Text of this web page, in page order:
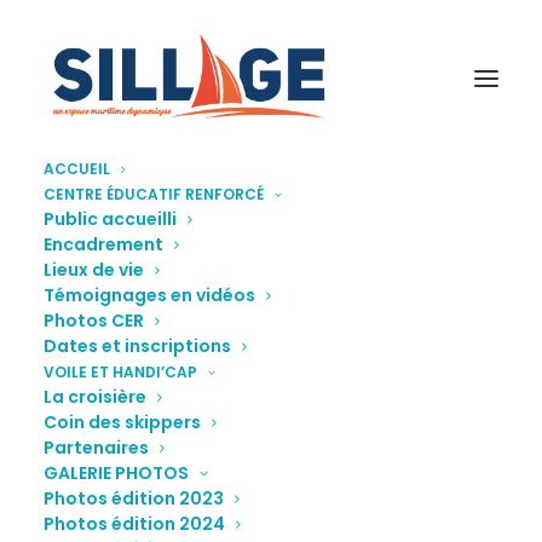
ACCUEIL
CENTRE ÉDUCATIF RENFORCÉ
Public accueilli
Encadrement
Lieux de vie
Témoignages en vidéos
Photos CER
Dates et inscriptions
VOILE ET HANDI’CAP
La croisière
Coin des skippers
Partenaires
GALERIE PHOTOS
Photos édition 2023
Photos édition 2024